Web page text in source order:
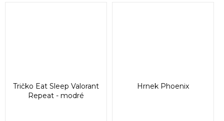
Tričko Eat Sleep Valorant
Repeat - modré
Hrnek Phoenix